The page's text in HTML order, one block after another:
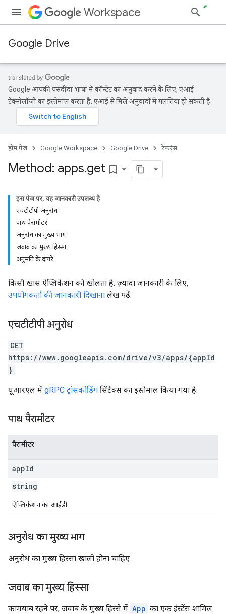
Workspace
Google Drive
Google आपकी पसंदीदा भाषा में कॉन्टेंट का अनुवाद करने के लिए, एआई
टेक्नोलॉजी का इस्तेमाल करता है. एआई से मिले अनुवादों में गलतियां हो सकती हैं.
होम पेज Google Workspace Google Drive रेफ़रंस
Method: apps.get bookmark_border
इस पेज पर, यह जानकारी उपलब्ध है
एचटीटीपी अनुरोध
पाथ पैरामीटर
अनुरोध का मुख्य भाग
जवाब का मुख्य हिस्सा
अनुमति के दायरे
किसी खास ऐप्लिकेशन को खोलता है. ज़्यादा जानकारी के लिए,
उपयोगकर्ता की जानकारी दिखाना लेख पढ़ें.
एचटीटीपी अनुरोध
GET
https://www.googleapis.com/drive/v3/apps/{appId
}
यूआरएल में gRPC ट्रांसकोडिंग सिंटैक्स का इस्तेमाल किया गया है.
पाथ पैरामीटर
पैरामीटर
appId
string
ऐप्लिकेशन का आईडी.
अनुरोध का मुख्य भाग
अनुरोध का मुख्य हिस्सा खाली होना चाहिए.
जवाब का मुख्य हिस्सा
कामयाब रहने पर, जवाब के मुख्य हिस्से में App का एक इंस्टेंस शामिल